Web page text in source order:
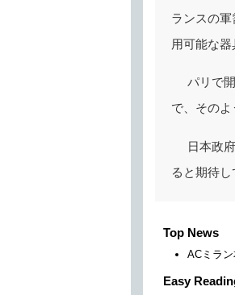
ランスの
用可能な
パリで
で、そのよ
日本政
ると期待し
Top News
ACミラ
Easy